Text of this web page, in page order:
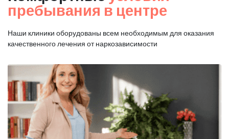
пребывания в центре
Наши клиники оборудованы всем необходимым для оказания
качественного лечения от наркозависимости